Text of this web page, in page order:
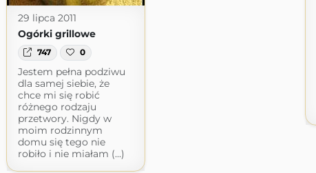
29 lipca 2011
Ogórki grillowe
747 0
Jestem pełna podziwu
dla samej siebie, że
chce mi się robić
różnego rodzaju
przetwory. Nigdy w
moim rodzinnym
domu się tego nie
robiło i nie miałam (...)